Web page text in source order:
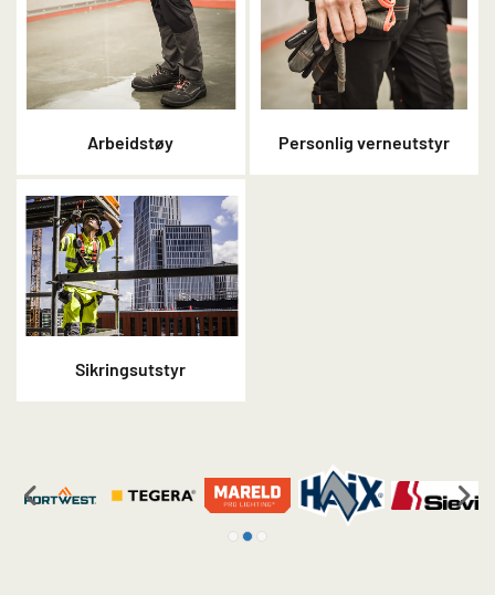
Arbeidstøy Personlig verneutstyr
Sikringsutstyr